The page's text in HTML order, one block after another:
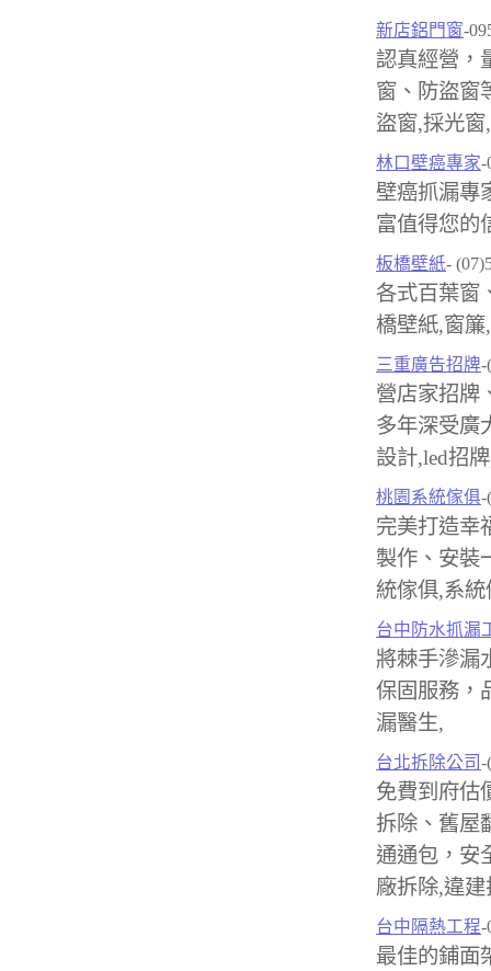
新店鋁門窗-
認真經營，
窗、防盜窗
盜窗,採光
林口壁癌專家-
壁癌抓漏專
富值得您的
板橋壁紙-
各式百葉窗
橋壁紙,窗
三重廣告招牌-
營店家招牌
多年深受廣
設計,led招
桃園系統傢俱-
完美打造幸
製作、安裝
統傢俱,系
台中防水抓漏
將棘手滲漏
保固服務，
漏醫生,
台北拆除公司 -
免費到府估
拆除、舊屋
通通包，安
廠拆除,違
台中隔熱工程-
最佳的鋪面